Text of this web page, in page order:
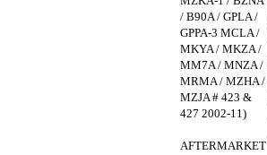
/ B90A / GPLA /
GPPA-3 MCLA /
MKYA / MKZA /
MM7A / MNZA /
MRMA / MZHA /
MZJA # 423 &
427 2002-11)
AFTERMARKET